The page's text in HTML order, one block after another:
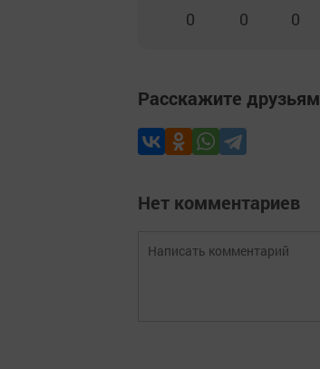
0 0 0
Расскажите друзьям
Нет комментариев